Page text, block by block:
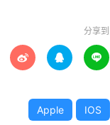
分享到
  
Apple IOS